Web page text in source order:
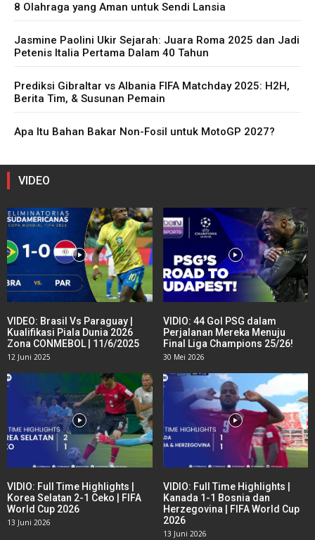
8 Olahraga yang Aman untuk Sendi Lansia
Jasmine Paolini Ukir Sejarah: Juara Roma 2025 dan Jadi
Petenis Italia Pertama Dalam 40 Tahun
Prediksi Gibraltar vs Albania FIFA Matchday 2025: H2H,
Berita Tim, & Susunan Pemain
Apa Itu Bahan Bakar Non-Fosil untuk MotoGP 2027?
VIDEO
VIDEO: Brasil Vs Paraguay |
Kualifikasi Piala Dunia 2026
Zona CONMEBOL | 11/6/2025
12 Juni 2025
VIDIO: 44 Gol PSG dalam
Perjalanan Mereka Menuju
Final Liga Champions 25/26!
30 Mei 2026
VIDIO: Full Time Highlights |
Korea Selatan 2-1 Ceko | FIFA
World Cup 2026
13 Juni 2026
VIDIO: Full Time Highlights |
Kanada 1-1 Bosnia dan
Herzegovina | FIFA World Cup
2026
13 Juni 2026